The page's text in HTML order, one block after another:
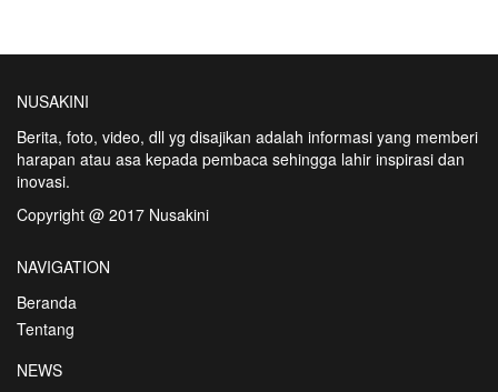
NUSAKINI
Berita, foto, video, dll yg disajikan adalah informasi yang memberi
harapan atau asa kepada pembaca sehingga lahir inspirasi dan
inovasi.
Copyright @ 2017 Nusakini
NAVIGATION
Beranda
Tentang
NEWS